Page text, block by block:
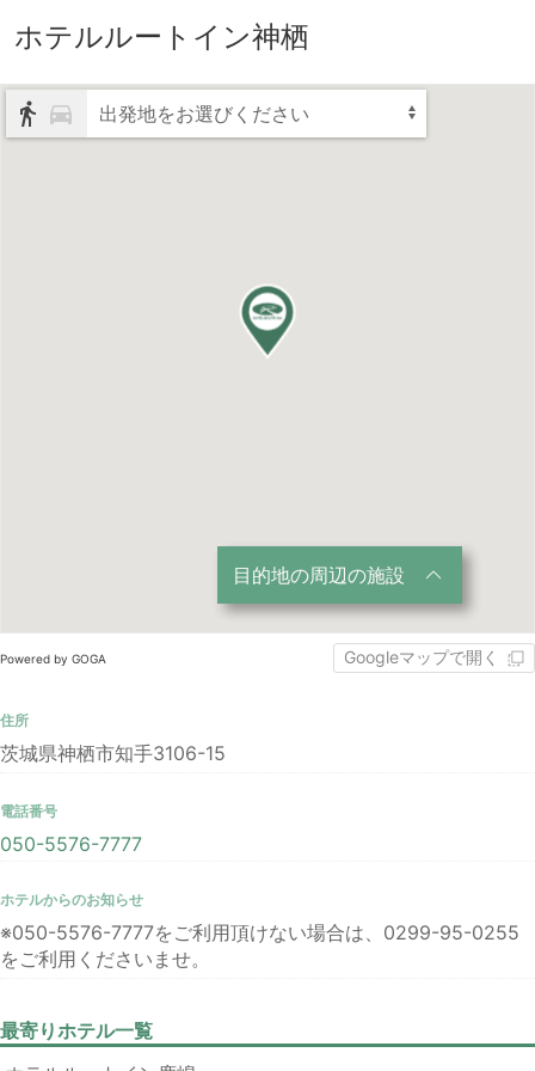
ホテルルートイン神栖
出発地をお選びください
目的地の周辺の施設
Powered by GOGA Googleマップで開く
住所
茨城県神栖市知手3106-15
電話番号
050-5576-7777
ホテルからのお知らせ
※050-5576-7777をご利用頂けない場合は、0299-95-0255
をご利用くださいませ。
最寄りホテル一覧